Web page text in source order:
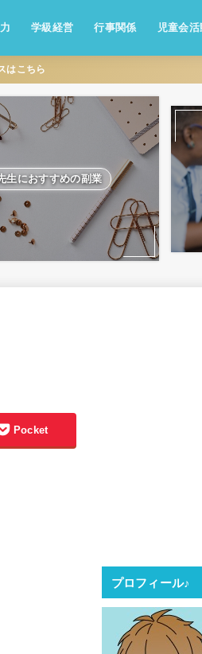
学級経営 行事関係 児童会活
はこちら
生におすすめの副業
Pocket
プロフィール♪